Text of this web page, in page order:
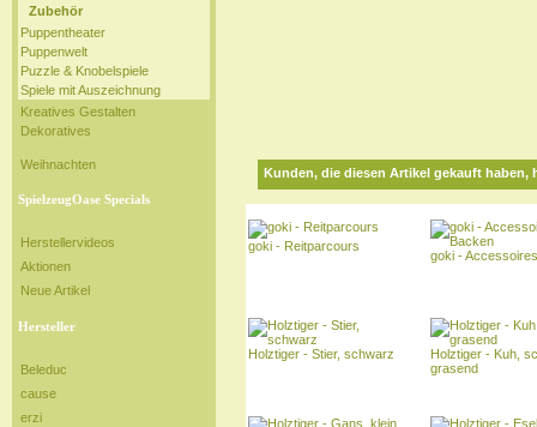
Zubehör
Puppentheater
Puppenwelt
Puzzle & Knobelspiele
Spiele mit Auszeichnung
Kreatives Gestalten
Dekoratives
Weihnachten
SpielzeugOase Specials
Herstellervideos
Aktionen
Neue Artikel
Hersteller
Beleduc
cause
erzi
Kunden, die diesen Artikel gekauft
goki - Reitparcours
goki -
Holztiger - Stier, schwarz
Holztiger - Kuh,
grasend